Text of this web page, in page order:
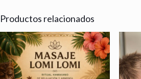
Productos relacionados